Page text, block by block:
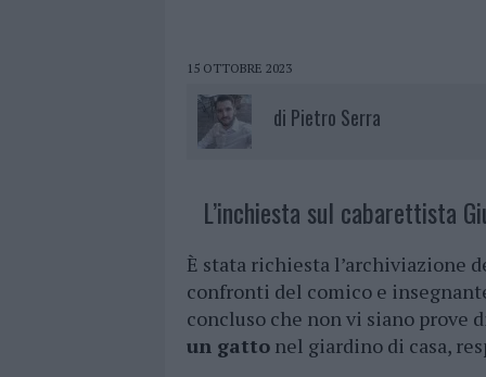
15 OTTOBRE 2023
di Pietro Serra
L’inchiesta sul cabarettista
È stata richiesta l’archiviazione
confronti del comico e
concluso che non vi siano prove
un gatto nel giardino di casa,